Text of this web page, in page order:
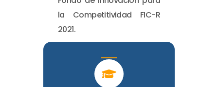
la Competitividad FIC-R
2021.